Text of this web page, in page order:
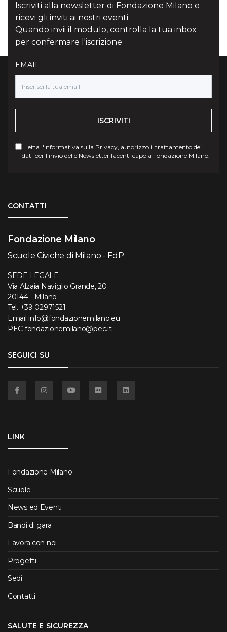
Iscriviti alla newsletter di Fondazione Milano e
ricevi gli inviti ai nostri eventi.
Quando invii il modulo, controlla la tua inbox
per confermare l'iscrizione.
EMAIL
ISCRIVITI
letta l'Informativa sulla Privacy, autorizzo il trattamento dei
dati per l'invio delle Newsletter facenti capo a Fondazione Milano.
CONTATTI
Fondazione Milano
Scuole Civiche di Milano - FdP
SEDE LEGALE
Via Alzaia Naviglio Grande, 20
20144 - Milano
Tel. +39 02971521
Email info@fondazionemilano.eu
PEC fondazionemilano@pec.it
SEGUICI SU
LINK
Fondazione Milano
Scuole
News ed Eventi
Bandi di gara
Lavora con noi
Progetti
Sedi
Contatti
SALUTE E SICUREZZA